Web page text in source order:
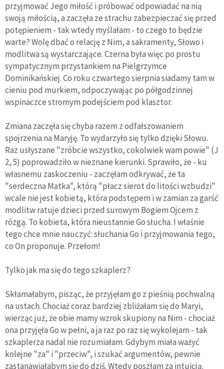
przyjmować Jego miłość i próbować odpowiadać na nią
swoją miłością, a zaczęła ze strachu zabezpieczać się przed
potępieniem - tak wtedy myślałam - to czego to będzie
warte? Wolę dbać o relację z Nim, a sakramenty, Słowo i
modlitwa są wystarczające. Czerna była więc po prostu
sympatycznym przystankiem na Pielgrzymce
Dominikańskiej. Co roku czwartego sierpnia siadamy tam w
cieniu pod murkiem, odpoczywając po półgodzinnej
wspinaczce stromym podejściem pod klasztor.
Zmiana zaczęła się chyba razem z odfałszowaniem
spojrzenia na Maryję. To wydarzyło się tylko dzięki Słowu.
Raz usłyszane "zróbcie wszystko, cokolwiek wam powie" (J
2, 5) poprowadziło w nieznane kierunki. Sprawiło, że - ku
własnemu zaskoczeniu - zaczęłam odkrywać, że ta
"serdeczna Matka", którą "płacz sierot do litości wzbudzi"
wcale nie jest kobietą, która podstępem i w zamian za garść
modlitw ratuje dzieci przed surowym Bogiem Ojcem z
rózgą. To kobieta, która nieustannie Go słucha. I właśnie
tego chce mnie nauczyć: słuchania Go i przyjmowania tego,
co On proponuje. Przełom!
Tylko jak ma się do tego szkaplerz?
Skłamałabym, pisząc, że przyjęłam go z pieśnią pochwalną
na ustach. Chociaż coraz bardziej zbliżałam się do Maryi,
wierząc już, że obie mamy wzrok skupiony na Nim - chociaż
ona przyjęła Go w pełni, a ja raz po raz się wykolejam - tak
szkaplerza nadal nie rozumiałam. Gdybym miała ważyć
kolejne "za" i "przeciw", i szukać argumentów, pewnie
zastanawiałabym się do dziś. Wtedy poszłam za intuicją.